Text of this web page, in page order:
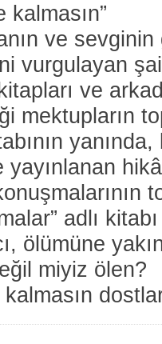
kalmasın”
ve
vurgulayan
ve
mektupların
adlı
ölümüne
miyiz ölen?